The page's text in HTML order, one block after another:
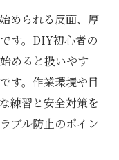
められる反面、厚
す。DIY初心者の
めると扱いやす
す。作業環境や目
練習と安全対策を
ブル防止のポイン